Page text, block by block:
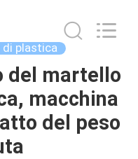
di plastica
del martello
macchina
del peso